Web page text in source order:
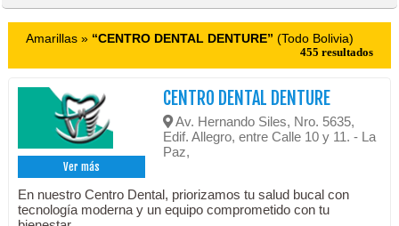
Amarillas » “CENTRO DENTAL DENTURE” (Todo Bolivia)
455 resultados
Ver más
CENTRO DENTAL DENTURE
Av. Hernando Siles, Nro. 5635,
Edif. Allegro, entre Calle 10 y 11. - La
Paz,
En nuestro Centro Dental, priorizamos tu salud bucal con
tecnología moderna y un equipo comprometido con tu